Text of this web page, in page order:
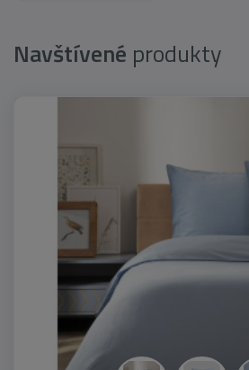
Navštívené produkty